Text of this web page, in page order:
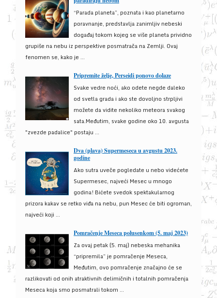
“Parada planeta”, poznata i kao planetarno
poravnanje, predstavlja zanimljiv nebeski
događaj tokom kojeg se više planeta prividno
grupiše na nebu iz perspektive posmatrača na Zemlji. Ovaj
fenomen se, kako je ...
Pripremite želje, Perseidi ponovo dolaze
Svake vedre noći, ako odete negde daleko
od svetla grada i ako ste dovoljno strpljivi
možete da vidite nekoliko meteora svakog
sata.Međutim, svake godine oko 10. avgusta
"zvezde padalice" postaju ...
Dva (plava) Supermeseca u avgustu 2023.
godine
Ako sutra uveče pogledate u nebo videćete
Supermesec, najveći Mesec u mnogo
godina! Bićete svedok spektakularnog
prizora kakav se retko viđa na nebu, pun Mesec će biti ogroman,
najveći koji ...
Pomračenje Meseca polusenkom (5. maj 2023)
Za ovaj petak (5. maj) nebeska mehanika
“pripremila” je pomračenje Meseca,
Međutim, ovo pomračenje značajno će se
razlikovati od onih atraktivnih delimičnih i totalnih pomračenja
Meseca koja smo posmatrali tokom ...